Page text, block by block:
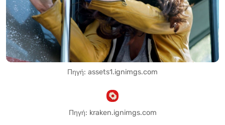
Πηγή: assets1.ignimgs.com
Πηγή: kraken.ignimgs.com